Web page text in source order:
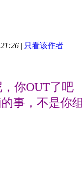
| 只看该作者
你OUT了吧
事，不是你